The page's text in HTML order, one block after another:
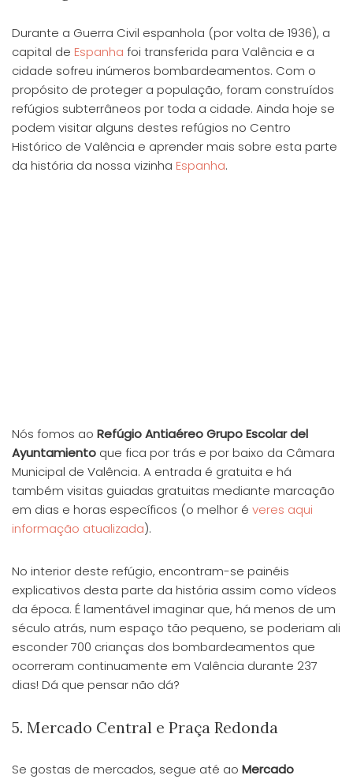
Durante a Guerra Civil espanhola (por volta de 1936), a
capital de Espanha foi transferida para Valência e a
cidade sofreu inúmeros bombardeamentos. Com o
propósito de proteger a população, foram construídos
refúgios subterrâneos por toda a cidade. Ainda hoje se
podem visitar alguns destes refúgios no Centro
Histórico de Valência e aprender mais sobre esta parte
da história da nossa vizinha Espanha.
Nós fomos ao Refúgio Antiaéreo Grupo Escolar del
Ayuntamiento que fica por trás e por baixo da Câmara
Municipal de Valência. A entrada é gratuita e há
também visitas guiadas gratuitas mediante marcação
em dias e horas específicos (o melhor é veres aqui
informação atualizada).
No interior deste refúgio, encontram-se painéis
explicativos desta parte da história assim como vídeos
da época. É lamentável imaginar que, há menos de um
século atrás, num espaço tão pequeno, se poderiam ali
esconder 700 crianças dos bombardeamentos que
ocorreram continuamente em Valência durante 237
dias! Dá que pensar não dá?
5. Mercado Central e Praça Redonda
Se gostas de mercados, segue até ao Mercado